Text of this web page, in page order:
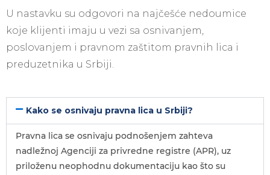
U nastavku su odgovori na najčešće nedoumice
koje klijenti imaju u vezi sa osnivanjem,
poslovanjem i pravnom zaštitom pravnih lica i
preduzetnika u Srbiji.
Kako se osnivaju pravna lica u Srbiji?
Pravna lica se osnivaju podnošenjem zahteva
nadležnoj Agenciji za privredne registre (APR), uz
priloženu neophodnu dokumentaciju kao što su